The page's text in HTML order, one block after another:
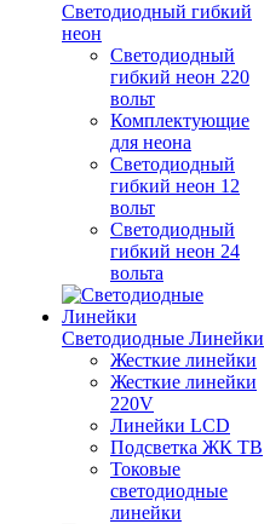
Светодиодный гибкий
неон
Светодиодный
гибкий неон 220
вольт
Комплектующие
для неона
Светодиодный
гибкий неон 12
вольт
Светодиодный
гибкий неон 24
вольта
Светодиодные Линейки
Жесткие линейки
Жесткие линейки
220V
Линейки LCD
Подсветка ЖК ТВ
Токовые
светодиодные
линейки